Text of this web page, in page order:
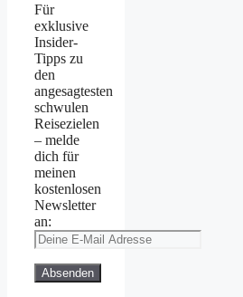
Für
exklusive
Insider-
Tipps zu
den
angesagtesten
schwulen
Reisezielen
– melde
dich für
meinen
kostenlosen
Newsletter
an: